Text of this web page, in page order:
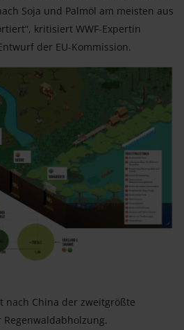
Soja und Palmöl am meisten aus
kritisiert WWF-Expertin
der EU-Kommission.
nach China der zweitgrößte